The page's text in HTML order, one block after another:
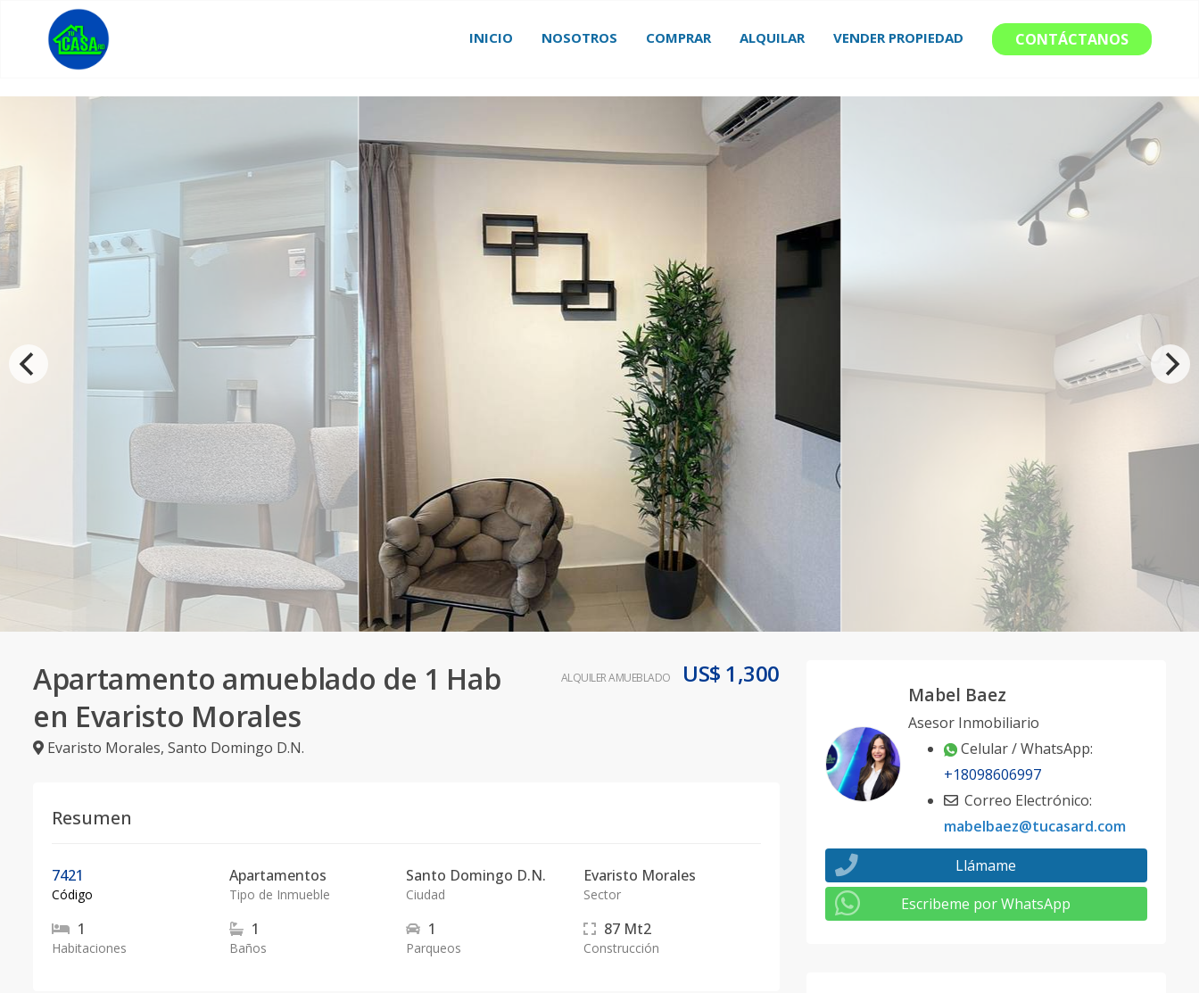
INICIO NOSOTROS COMPRAR ALQUILAR VENDER PROPIEDAD CONTÁCTANOS
Apartamento amueblado de 1 Hab
en Evaristo Morales
Evaristo Morales, Santo Domingo D.N.
ALQUILER AMUEBLADO US$ 1,300
Resumen
7421
Código
Apartamentos
Tipo de Inmueble
Santo Domingo D.N.
Ciudad
Evaristo Morales
Sector
1
Habitaciones
1
Baños
1
Parqueos
87 Mt2
Construcción
Mabel Baez
Asesor Inmobiliario
Celular / WhatsApp:
+18098606997
Correo Electrónico:
mabelbaez@tucasard.com
Llámame
Escribeme por WhatsApp